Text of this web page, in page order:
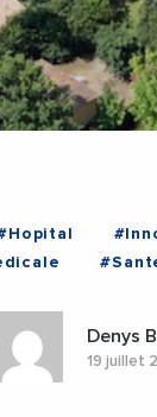
Denys
19 juillet